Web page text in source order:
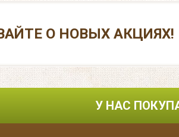
О НОВЫХ АКЦИЯХ!
У НАС